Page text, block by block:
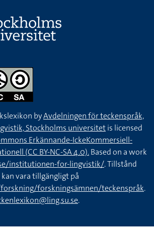
byAvdelningen för teckenspråk,
Stockholms universitetis licensed
Erkännande-IckeKommersiell-
(CC BY-NC-SA 4.0).Based on a work
institutionen-for-lingvistik/. Tillstånd
vara tillgängligt på
forskningsämnen/teckenspråk.
.